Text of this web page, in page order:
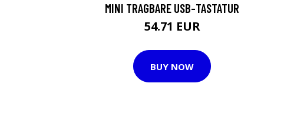
MINI TRAGBARE USB-TASTATUR
54.71 EUR
BUY NOW